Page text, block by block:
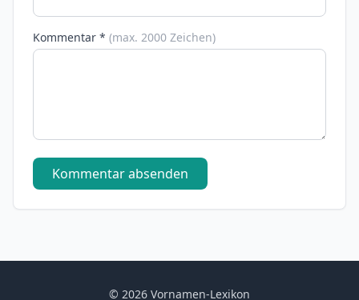
Kommentar * (max. 2000 Zeichen)
Kommentar absenden
© 2026 Vornamen-Lexikon